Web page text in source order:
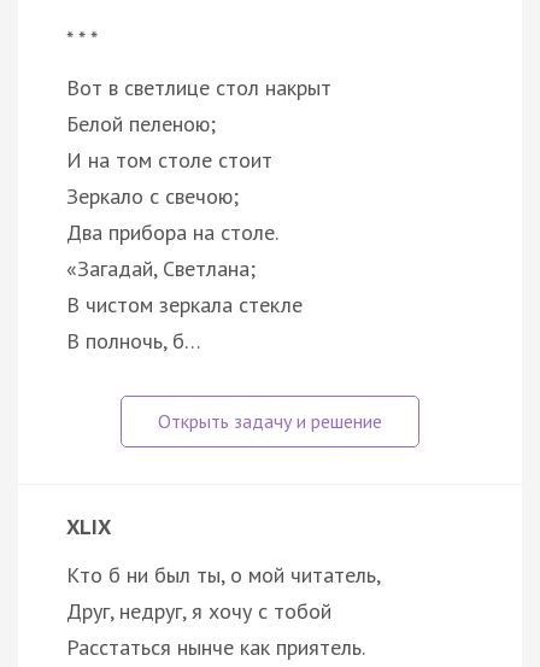
* * *
Вот в светлице стол накрыт
Белой пеленою;
И на том столе стоит
Зеркало с свечою;
Два прибора на столе.
«Загадай, Светлана;
В чистом зеркала стекле
В полночь, б…
XLIX
Кто б ни был ты, о мой читатель,
Друг, недруг, я хочу с тобой
Расстаться нынче как приятель.